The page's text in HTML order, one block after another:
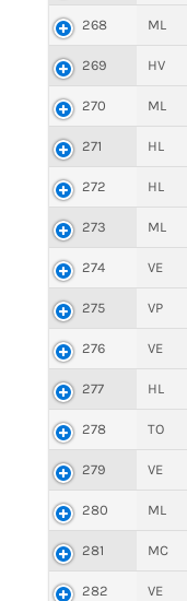
268 ML
269 HV
270 ML
271 HL
272 HL
273 ML
274 VE
275 VP
276 VE
277 HL
278 TO
279 VE
280 ML
281 MC
282 VE